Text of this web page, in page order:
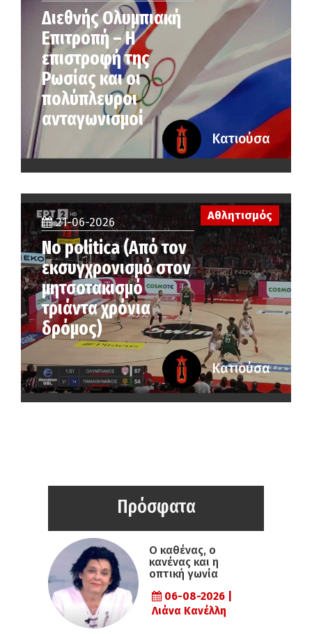
Διεθνής Ολυμπιακή
Επιτροπή – Η
επιστροφή της
Ρωσίας και οι
πολύπλευροι
ανταγωνισμοί
Κατιούσα
21-06-2026
No politica (Από τον
εκσυγχρονισμό στον
μητσοτακισμό
τριάντα χρόνια
δρόμος)
Αθλητισμός
Κατιούσα
Πρόσφατα
Ο καθένας, ο
κανένας και η
οπτική γωνία
06-08-2026 |
Λιάνα Κανέλλη